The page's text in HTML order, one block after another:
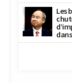
Les